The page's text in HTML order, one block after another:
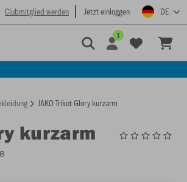
Clubmitglied werden Jetzt einloggen DE
1
JAKO Trikot Glory kurzarm
kurzarm